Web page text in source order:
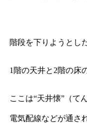
階段を下りようとし
1階の天井と2階の床
ここは“天井懐”（て
電気配線などが通さ